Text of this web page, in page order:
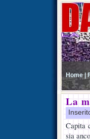
Home |
La
Capita
sia